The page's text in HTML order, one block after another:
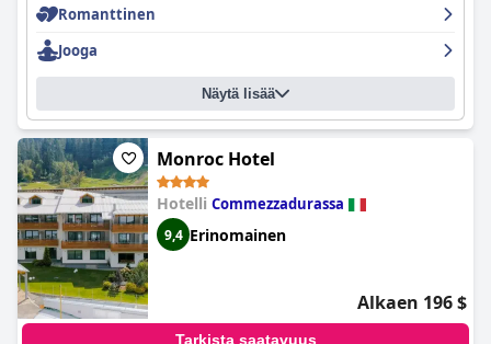
Romanttinen
Jooga
Näytä lisää
Monroc Hotel
Hotelli Commezzadurassa
9,4 Erinomainen
Alkaen 196 $
Tarkista saatavuus